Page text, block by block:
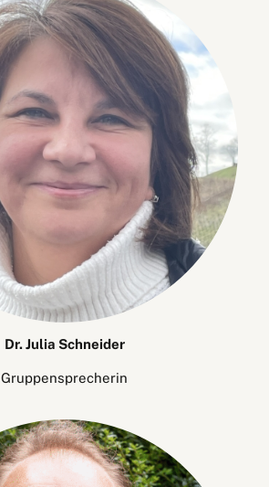
Dr. Julia Schneider
Gruppensprecherin